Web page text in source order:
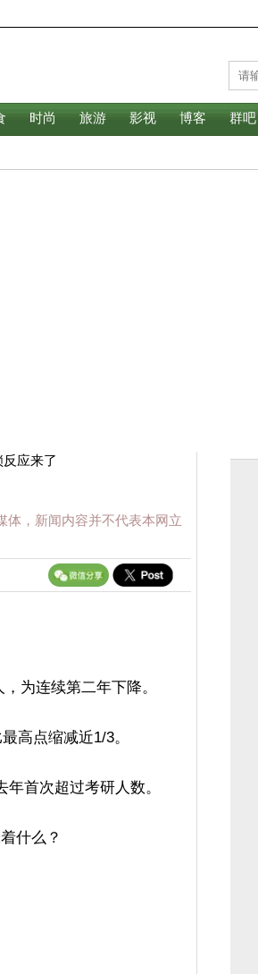
时尚 旅游 影视 博客 群吧
应来了
体，新闻内容并不代表本网立
为连续第二年下降。
高点缩减近1/3。
年首次超过考研人数。
什么？